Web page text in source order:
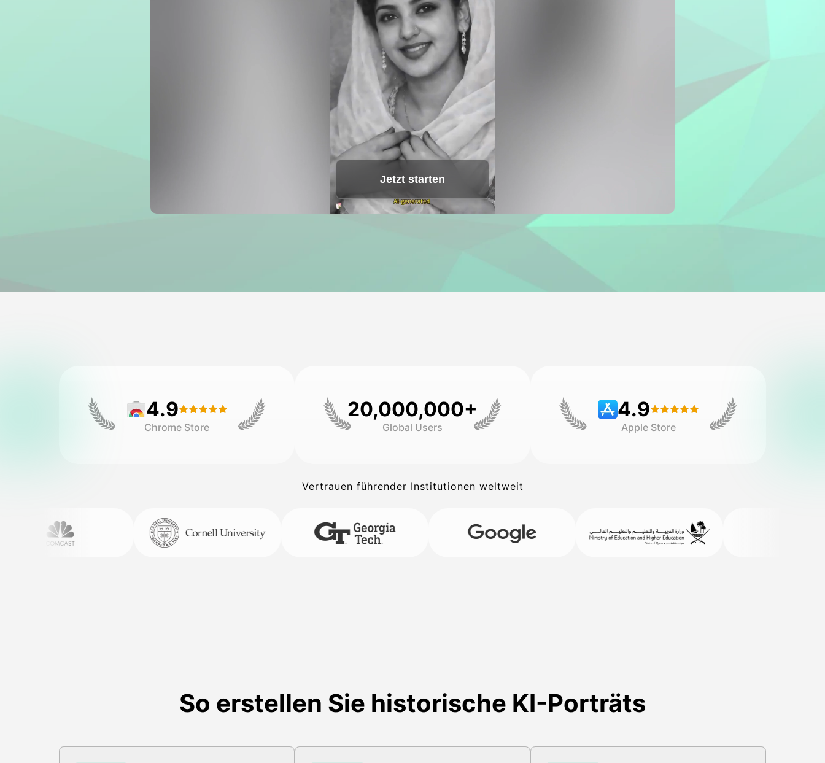
Sprachstudio
Hot
Gesichter tauschen New
Video-Übersetzer New
Video-Verbesserer
Lifetime Video
Jetzt starten
4.9
Chrome Store
20,000,000+
Global Users
4.9
Apple Store
Vertrauen führender Institutionen weltweit
So erstellen Sie historische KI-Porträts